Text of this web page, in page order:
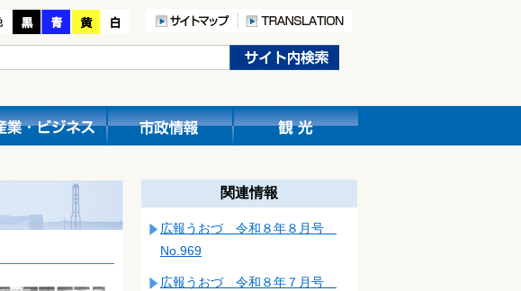
関連情報
広報うおづ 令和８年８月号
No.969
広報うおづ 令和８年７月号